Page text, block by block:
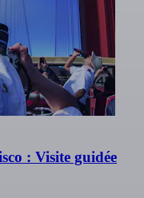
: Visite guidée